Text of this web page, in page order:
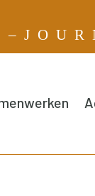
J O U R